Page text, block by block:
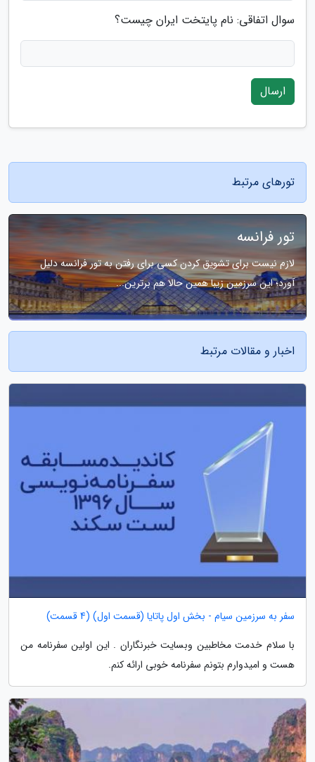
سوال اتفاقی: نام پایتخت ایران چیست؟
ارسال
تورهای مرتبط
تور فرانسه
لازم نیست برای تشویق کردن کسی برای رفتن به تور فرانسه دلیل
آورد؛ این سرزمین زیبا همین حالا هم برترین...
اخبار و مقالات مرتبط
سفر به سرزمین سیام - بخش اول پاتایا (قسمت اول) (4 قسمت)
با سلام خدمت مخاطبین وبسایت خبرنگاران . این اولین سفرنامه من
هست و امیدوارم بتونم سفرنامه خوبی ارائه کنم.